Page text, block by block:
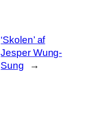
‘Skolen’ af
Jesper Wung-
Sung
→